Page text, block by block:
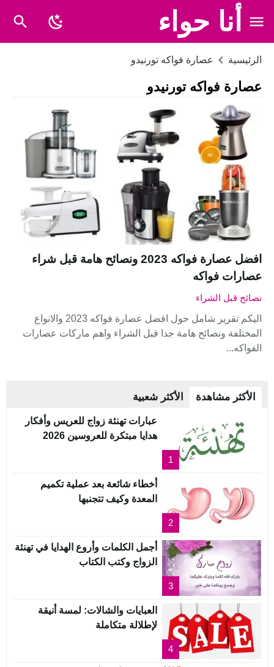
أنا حواء
الرئيسية عصارة فواكه تورنيدو
عصارة فواكه تورنيدو
افضل عصارة فواكه 2023 ونصائح هامة قبل شراء
عصارات فواكه
نصائح قبل الشراء
اليكم تقرير شامل حول افضل عصارة فواكه 2023 والانواع
المختلفة ونصائح هامة جدا قبل الشراء واهم ماركات عصارات
الفواكه...
الأكثر مشاهدة الأكثر شعبية
1
عبارات تهنئة زواج للعريس وأفكار
هدايا مبتكرة للعروسين 2026
2
أخطاء شائعة بعد عملية تكميم
المعدة وكيف تتجنبها
3
أجمل الكلمات وأروع الهدايا في تهنئة
الزواج وكتب الكتاب
4
العبايات والشالات: لمسة أنيقة
لإطلالة متكاملة